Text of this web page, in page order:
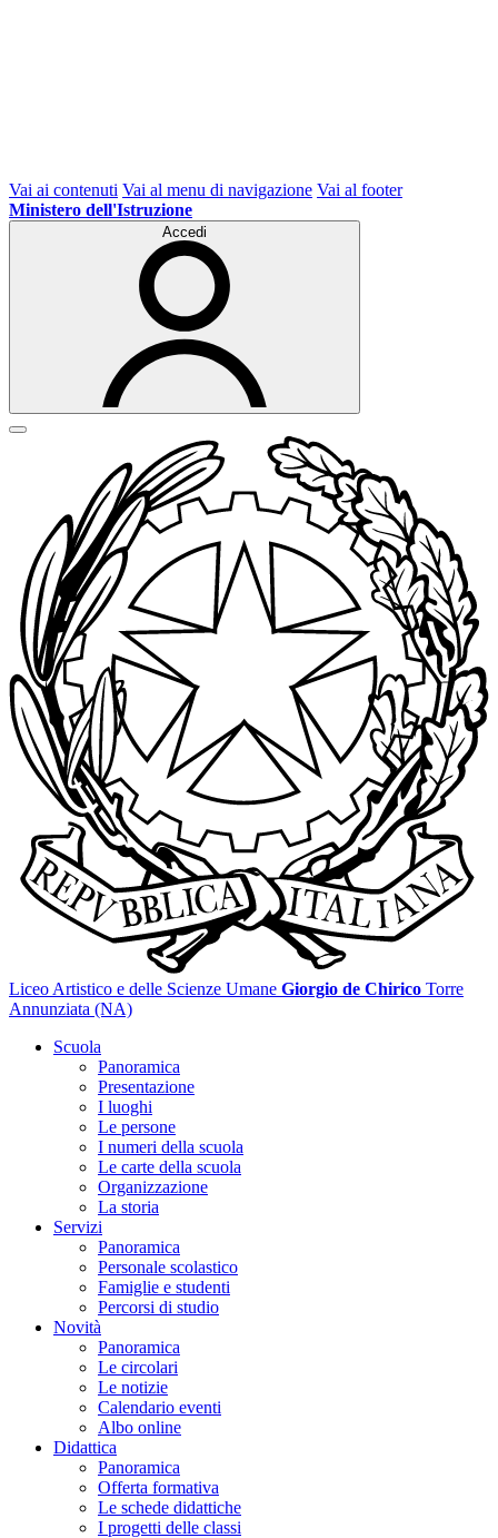
Vai ai contenuti Vai al menu di navigazione Vai al footer
Ministero dell'Istruzione
Accedi
Liceo Artistico e delle Scienze Umane Giorgio de Chirico Torre
Annunziata (NA)
Scuola
Panoramica
Presentazione
I luoghi
Le persone
I numeri della scuola
Le carte della scuola
Organizzazione
La storia
Servizi
Panoramica
Personale scolastico
Famiglie e studenti
Percorsi di studio
Novità
Panoramica
Le circolari
Le notizie
Calendario eventi
Albo online
Didattica
Panoramica
Offerta formativa
Le schede didattiche
I progetti delle classi